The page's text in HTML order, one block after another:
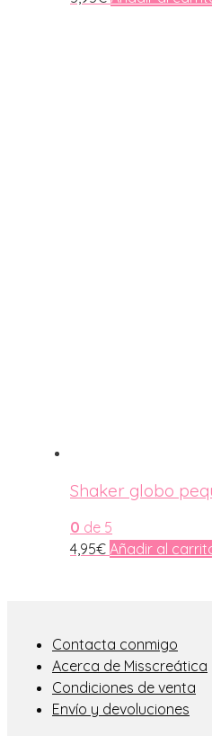
Shaker globo
0 de 5
4,95€ Añadir al
Contacta conmigo
Acerca de Misscreática
Condiciones de venta
Envío y devoluciones